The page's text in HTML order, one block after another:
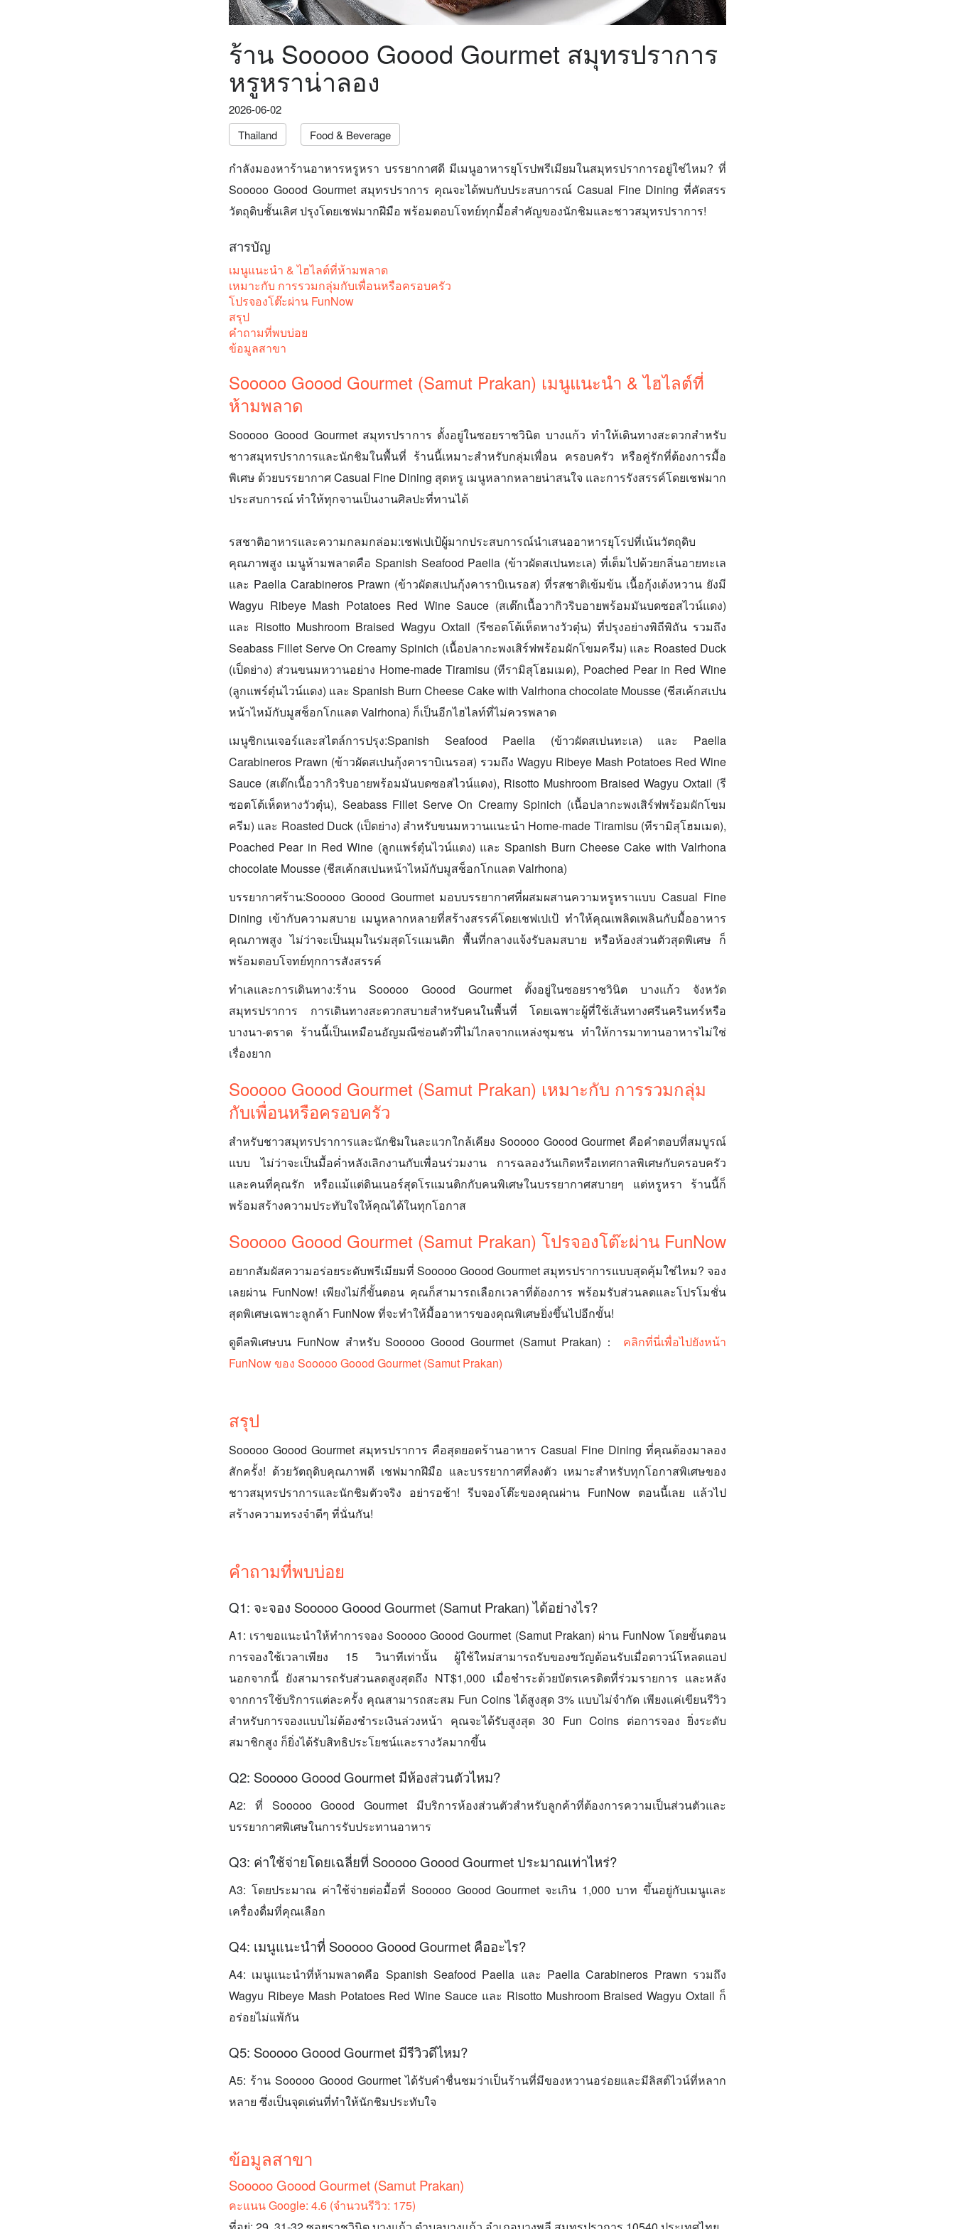
ร้าน Sooooo Goood Gourmet สมุทรปราการ
หรูหราน่าลอง
2026-06-02
Thailand
Food & Beverage
กำลังมองหาร้านอาหารหรูหรา บรรยากาศดี มีเมนูอาหารยุโรปพรีเมียมในสมุทรปราการอยู่ใช่ไหม? ที่
Sooooo Goood Gourmet สมุทรปราการ คุณจะได้พบกับประสบการณ์ Casual Fine Dining ที่คัดสรร
วัตถุดิบชั้นเลิศ ปรุงโดยเชฟมากฝีมือ พร้อมตอบโจทย์ทุกมื้อสำคัญของนักชิมและชาวสมุทรปราการ!
สารบัญ
เมนูแนะนำ & ไฮไลต์ที่ห้ามพลาด
เหมาะกับ การรวมกลุ่มกับเพื่อนหรือครอบครัว
โปรจองโต๊ะผ่าน FunNow
สรุป
คำถามที่พบบ่อย
ข้อมูลสาขา
Sooooo Goood Gourmet (Samut Prakan) เมนูแนะนำ & ไฮไลต์ที่
ห้ามพลาด
Sooooo Goood Gourmet สมุทรปราการ ตั้งอยู่ในซอยราชวินิต บางแก้ว ทำให้เดินทางสะดวกสำหรับ
ชาวสมุทรปราการและนักชิมในพื้นที่ ร้านนี้เหมาะสำหรับกลุ่มเพื่อน ครอบครัว หรือคู่รักที่ต้องการมื้อ
พิเศษ ด้วยบรรยากาศ Casual Fine Dining สุดหรู เมนูหลากหลายน่าสนใจ และการรังสรรค์โดยเชฟมาก
ประสบการณ์ ทำให้ทุกจานเป็นงานศิลปะที่ทานได้
รสชาติอาหารและความกลมกล่อม:เชฟเปเป้ผู้มากประสบการณ์นำเสนออาหารยุโรปที่เน้นวัตถุดิบ
คุณภาพสูง เมนูห้ามพลาดคือ Spanish Seafood Paella (ข้าวผัดสเปนทะเล) ที่เต็มไปด้วยกลิ่นอายทะเล
และ Paella Carabineros Prawn (ข้าวผัดสเปนกุ้งคาราบิเนรอส) ที่รสชาติเข้มข้น เนื้อกุ้งเด้งหวาน ยังมี
Wagyu Ribeye Mash Potatoes Red Wine Sauce (สเต๊กเนื้อวากิวริบอายพร้อมมันบดซอสไวน์แดง)
และ Risotto Mushroom Braised Wagyu Oxtail (รีซอตโต้เห็ดหางวัวตุ๋น) ที่ปรุงอย่างพิถีพิถัน รวมถึง
Seabass Fillet Serve On Creamy Spinich (เนื้อปลากะพงเสิร์ฟพร้อมผักโขมครีม) และ Roasted Duck
(เป็ดย่าง) ส่วนขนมหวานอย่าง Home-made Tiramisu (ทีรามิสุโฮมเมด), Poached Pear in Red Wine
(ลูกแพร์ตุ๋นไวน์แดง) และ Spanish Burn Cheese Cake with Valrhona chocolate Mousse (ชีสเค้กสเปน
หน้าไหม้กับมูสช็อกโกแลต Valrhona) ก็เป็นอีกไฮไลท์ที่ไม่ควรพลาด
เมนูซิกเนเจอร์และสไตล์การปรุง:Spanish Seafood Paella (ข้าวผัดสเปนทะเล) และ Paella
Carabineros Prawn (ข้าวผัดสเปนกุ้งคาราบิเนรอส) รวมถึง Wagyu Ribeye Mash Potatoes Red Wine
Sauce (สเต๊กเนื้อวากิวริบอายพร้อมมันบดซอสไวน์แดง), Risotto Mushroom Braised Wagyu Oxtail (รี
ซอตโต้เห็ดหางวัวตุ๋น), Seabass Fillet Serve On Creamy Spinich (เนื้อปลากะพงเสิร์ฟพร้อมผักโขม
ครีม) และ Roasted Duck (เป็ดย่าง) สำหรับขนมหวานแนะนำ Home-made Tiramisu (ทีรามิสุโฮมเมด),
Poached Pear in Red Wine (ลูกแพร์ตุ๋นไวน์แดง) และ Spanish Burn Cheese Cake with Valrhona
chocolate Mousse (ชีสเค้กสเปนหน้าไหม้กับมูสช็อกโกแลต Valrhona)
บรรยากาศร้าน:Sooooo Goood Gourmet มอบบรรยากาศที่ผสมผสานความหรูหราแบบ Casual Fine
Dining เข้ากับความสบาย เมนูหลากหลายที่สร้างสรรค์โดยเชฟเปเป้ ทำให้คุณเพลิดเพลินกับมื้ออาหาร
คุณภาพสูง ไม่ว่าจะเป็นมุมในร่มสุดโรแมนติก พื้นที่กลางแจ้งรับลมสบาย หรือห้องส่วนตัวสุดพิเศษ ก็
พร้อมตอบโจทย์ทุกการสังสรรค์
ทำเลและการเดินทาง:ร้าน Sooooo Goood Gourmet ตั้งอยู่ในซอยราชวินิต บางแก้ว จังหวัด
สมุทรปราการ การเดินทางสะดวกสบายสำหรับคนในพื้นที่ โดยเฉพาะผู้ที่ใช้เส้นทางศรีนครินทร์หรือ
บางนา-ตราด ร้านนี้เป็นเหมือนอัญมณีซ่อนตัวที่ไม่ไกลจากแหล่งชุมชน ทำให้การมาทานอาหารไม่ใช่
เรื่องยาก
Sooooo Goood Gourmet (Samut Prakan) เหมาะกับ การรวมกลุ่ม
กับเพื่อนหรือครอบครัว
สำหรับชาวสมุทรปราการและนักชิมในละแวกใกล้เคียง Sooooo Goood Gourmet คือคำตอบที่สมบูรณ์
แบบ ไม่ว่าจะเป็นมื้อค่ำหลังเลิกงานกับเพื่อนร่วมงาน การฉลองวันเกิดหรือเทศกาลพิเศษกับครอบครัว
และคนที่คุณรัก หรือแม้แต่ดินเนอร์สุดโรแมนติกกับคนพิเศษในบรรยากาศสบายๆ แต่หรูหรา ร้านนี้ก็
พร้อมสร้างความประทับใจให้คุณได้ในทุกโอกาส
Sooooo Goood Gourmet (Samut Prakan) โปรจองโต๊ะผ่าน FunNow
อยากสัมผัสความอร่อยระดับพรีเมียมที่ Sooooo Goood Gourmet สมุทรปราการแบบสุดคุ้มใช่ไหม? จอง
เลยผ่าน FunNow! เพียงไม่กี่ขั้นตอน คุณก็สามารถเลือกเวลาที่ต้องการ พร้อมรับส่วนลดและโปรโมชั่น
สุดพิเศษเฉพาะลูกค้า FunNow ที่จะทำให้มื้ออาหารของคุณพิเศษยิ่งขึ้นไปอีกขั้น!
ดูดีลพิเศษบน FunNow สำหรับ Sooooo Goood Gourmet (Samut Prakan)： คลิกที่นี่เพื่อไปยังหน้า
FunNow ของ Sooooo Goood Gourmet (Samut Prakan)
สรุป
Sooooo Goood Gourmet สมุทรปราการ คือสุดยอดร้านอาหาร Casual Fine Dining ที่คุณต้องมาลอง
สักครั้ง! ด้วยวัตถุดิบคุณภาพดี เชฟมากฝีมือ และบรรยากาศที่ลงตัว เหมาะสำหรับทุกโอกาสพิเศษของ
ชาวสมุทรปราการและนักชิมตัวจริง อย่ารอช้า! รีบจองโต๊ะของคุณผ่าน FunNow ตอนนี้เลย แล้วไป
สร้างความทรงจำดีๆ ที่นั่นกัน!
คำถามที่พบบ่อย
Q1: จะจอง Sooooo Goood Gourmet (Samut Prakan) ได้อย่างไร?
A1: เราขอแนะนำให้ทำการจอง Sooooo Goood Gourmet (Samut Prakan) ผ่าน FunNow โดยขั้นตอน
การจองใช้เวลาเพียง 15 วินาทีเท่านั้น ผู้ใช้ใหม่สามารถรับของขวัญต้อนรับเมื่อดาวน์โหลดแอป
นอกจากนี้ ยังสามารถรับส่วนลดสูงสุดถึง NT$1,000 เมื่อชำระด้วยบัตรเครดิตที่ร่วมรายการ และหลัง
จากการใช้บริการแต่ละครั้ง คุณสามารถสะสม Fun Coins ได้สูงสุด 3% แบบไม่จำกัด เพียงแค่เขียนรีวิว
สำหรับการจองแบบไม่ต้องชำระเงินล่วงหน้า คุณจะได้รับสูงสุด 30 Fun Coins ต่อการจอง ยิ่งระดับ
สมาชิกสูง ก็ยิ่งได้รับสิทธิประโยชน์และรางวัลมากขึ้น
Q2: Sooooo Goood Gourmet มีห้องส่วนตัวไหม?
A2: ที่ Sooooo Goood Gourmet มีบริการห้องส่วนตัวสำหรับลูกค้าที่ต้องการความเป็นส่วนตัวและ
บรรยากาศพิเศษในการรับประทานอาหาร
Q3: ค่าใช้จ่ายโดยเฉลี่ยที่ Sooooo Goood Gourmet ประมาณเท่าไหร่?
A3: โดยประมาณ ค่าใช้จ่ายต่อมื้อที่ Sooooo Goood Gourmet จะเกิน 1,000 บาท ขึ้นอยู่กับเมนูและ
เครื่องดื่มที่คุณเลือก
Q4: เมนูแนะนำที่ Sooooo Goood Gourmet คืออะไร?
A4: เมนูแนะนำที่ห้ามพลาดคือ Spanish Seafood Paella และ Paella Carabineros Prawn รวมถึง
Wagyu Ribeye Mash Potatoes Red Wine Sauce และ Risotto Mushroom Braised Wagyu Oxtail ก็
อร่อยไม่แพ้กัน
Q5: Sooooo Goood Gourmet มีรีวิวดีไหม?
A5: ร้าน Sooooo Goood Gourmet ได้รับคำชื่นชมว่าเป็นร้านที่มีของหวานอร่อยและมีลิสต์ไวน์ที่หลาก
หลาย ซึ่งเป็นจุดเด่นที่ทำให้นักชิมประทับใจ
ข้อมูลสาขา
Sooooo Goood Gourmet (Samut Prakan)
คะแนน Google: 4.6 (จำนวนรีวิว: 175)